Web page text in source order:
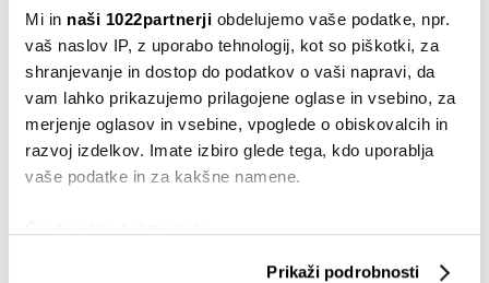
Mi in naši 1022partnerji obdelujemo vaše podatke, npr.
vaš naslov IP, z uporabo tehnologij, kot so piškotki, za
shranjevanje in dostop do podatkov o vaši napravi, da
vam lahko prikazujemo prilagojene oglase in vsebino, za
merjenje oglasov in vsebine, vpoglede o obiskovalcih in
razvoj izdelkov. Imate izbiro glede tega, kdo uporablja
vaše podatke in za kakšne namene.
Prikaži podrobnosti
japonsko-korejskem ter evropskem
trgu so trgovci preusmerili tankerje iz
Azije v Evropo.
Trije tankerji za prevoz UZP so se s poti na Kitajsko in
Bangladeš preusmerili v Združeno kraljestvo. Kot so
zapisali analitiki, so se tankerji v Združeno kraljestvo